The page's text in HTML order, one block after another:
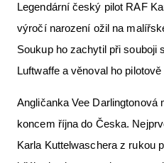
Legendární český pilot RAF
výročí narození ožil na
Soukup ho zachytil při souboji
Luftwaffe a věnoval ho pilotově
Angličanka Vee Darlingtonová
koncem října do Česka.
Karla Kuttelwaschera z rukou
Nabídky
E-